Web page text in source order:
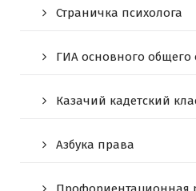
Страничка психолога
ГИА основного
Казачий кадетский
Азбука права